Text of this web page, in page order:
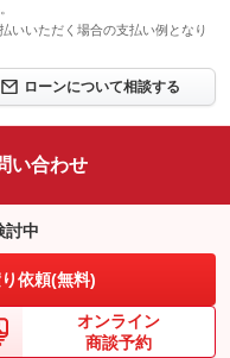
いいただく場合の支払い例となり
ローンについて相談する
い合わせ
討中
依頼(無料)
オンライン
商談予約